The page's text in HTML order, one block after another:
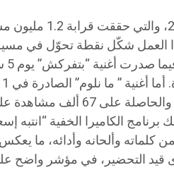
الكاميرا الخفية
التحضير، في مؤشر واضح